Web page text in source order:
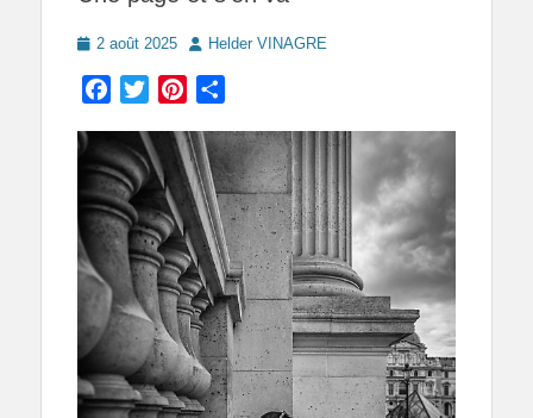
Posted
2 août 2025 AuthorHelder VINAGRE
Facebook
TwitterPinterest